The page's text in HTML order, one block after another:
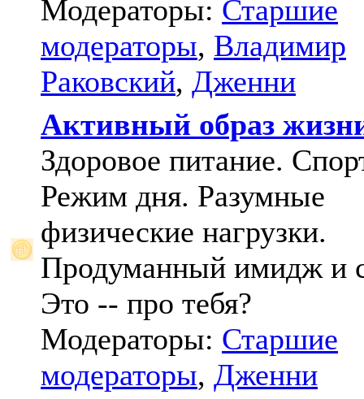
Модераторы: Старшие
модераторы, Владимир
Раковский, Дженни
Активный образ
Здоровое питание.
Режим дня. Разумные
физические нагрузки.
Продуманный имидж и
Это -- про тебя?
Модераторы: Старшие
модераторы, Дженни